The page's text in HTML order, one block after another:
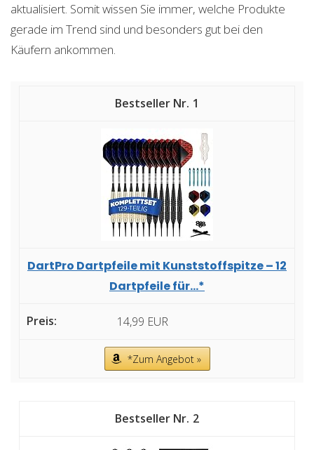
aktualisiert. Somit wissen Sie immer, welche Produkte
gerade im Trend sind und besonders gut bei den
Käufern ankommen.
1
DartPro Dartpfeile mit Kunststoffspitze – 12
Dartpfeile für...*
14,99 EUR
*Zum Angebot »
2